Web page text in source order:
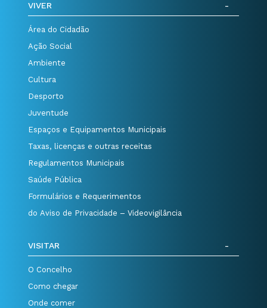
VIVER
Área do Cidadão
Ação Social
Ambiente
Cultura
Desporto
Juventude
Espaços e Equipamentos Municipais
Taxas, licenças e outras receitas
Regulamentos Municipais
Saúde Pública
Formulários e Requerimentos
do Aviso de Privacidade – Videovigilância
VISITAR
O Concelho
Como chegar
Onde comer